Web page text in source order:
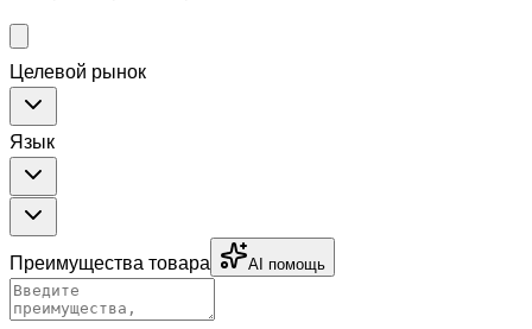
Целевой рынок
Язык
Преимущества товара AI помощь